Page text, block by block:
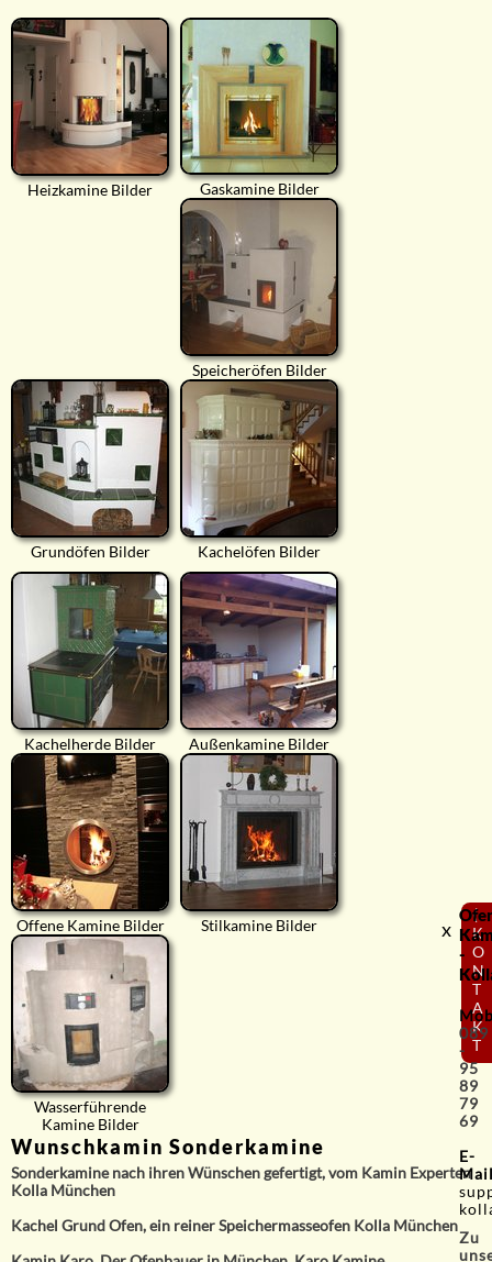
Heizkamine Bilder Gaskamine Bilder
Speicheröfen Bilder
Grundöfen Bilder Kachelöfen Bilder
Kachelherde Bilder Außenkamine Bilder
Offene Kamine Bilder Stilkamine Bilder
Wasserführende
Kamine Bilder
Wunschkamin Sonderkamine
Sonderkamine nach ihren Wünschen gefertigt, vom Kamin Experten
Kolla München
Kachel Grund Ofen, ein reiner Speichermasseofen Kolla München
⟨
K
O
N
T
A
K
T
-
089
-
95
89
79
69
E-
Zu
x